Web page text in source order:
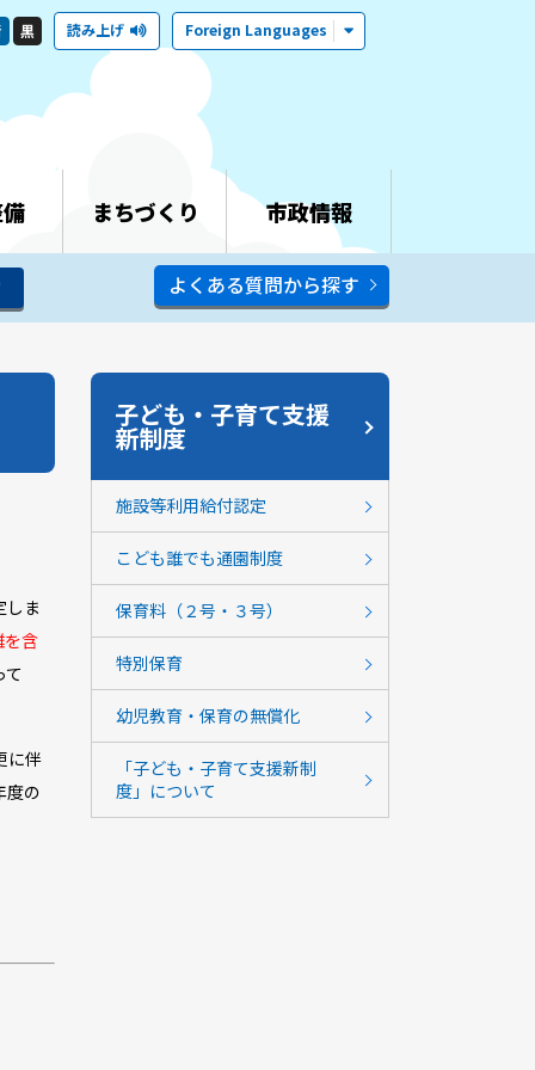
黒 読み上げ Foreign Languages
まちづくり 市政情報
よくある質問から探す
しま
を含
に伴
度の
子ども・子育て支援
新制度
施設等利用給付認定
こども誰でも通園制度
保育料（２号・３号）
特別保育
幼児教育・保育の無償化
「子ども・子育て支援新制
度」について